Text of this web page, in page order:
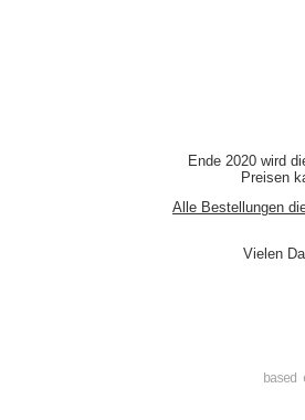
Ende 2020 wird
Preisen
Alle Bestellungen
Vielen